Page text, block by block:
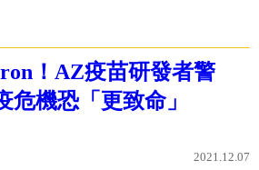
！AZ疫苗研發者警
危機恐「更致命」
2021.12.07